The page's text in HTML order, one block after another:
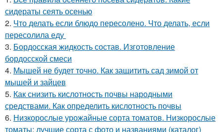
сидераты сеять осенью
2. Что делать если блюдо пересолено. Что делать, если
пересолила еду
3. Бордосская жидкость состав. Изготовление
бордосской смеси
4. Мышей не будет точно. Как защитить сад зимой от
мышей и зайцев
5. Как снизить кислотность почвы народными
средствами. Как определить кислотность почвы
6. Низкорослые урожайные сорта томатов. Низкорослые
томаты: лучшие сорта с фото и названиями (каталог)